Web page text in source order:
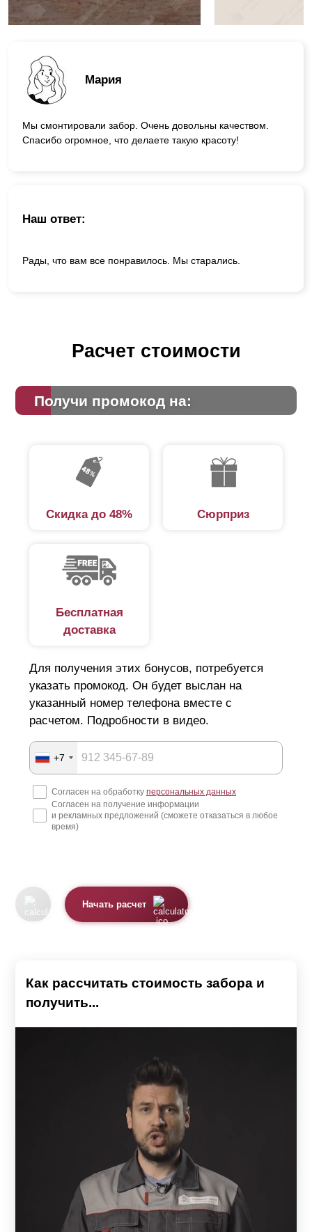
Мария
Мы смонтировали забор. Очень довольны качеством.
Спасибо огромное, что делаете такую красоту!
Наш ответ:
Рады, что вам все понравилось. Мы старались.
Расчет стоимости
Получи промокод на:
Скидка до 48% Сюрприз
Бесплатная
доставка
Для получения этих бонусов, потребуется
указать промокод. Он будет выслан на
указанный номер телефона вместе с
расчетом. Подробности в видео.
+7
Согласен на обработку персональных данных
Согласен на получение информации
и рекламных предложений (сможете отказаться в любое
время)
Начать расчет
Как рассчитать стоимость забора и
получить...